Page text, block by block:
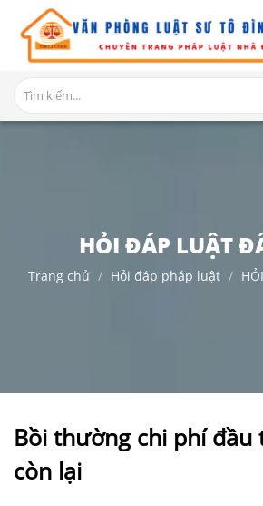
GIỚI
THIỆU
DỊCH
TỤC
ĐẤT
VĂN
HỎI ĐÁP LUẬT
Trang chủ Hỏi đáp pháp luật
Bồi thường chi phí đầu
còn lại